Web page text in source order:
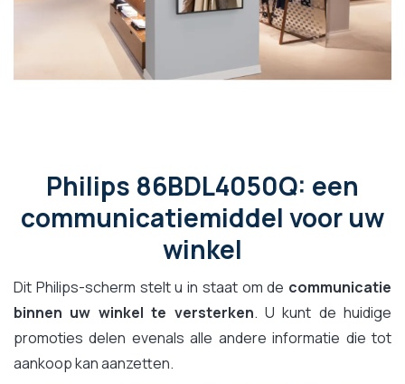
Philips 86BDL4050Q: een
communicatiemiddel voor uw
winkel
Dit Philips-scherm stelt u in staat om de communicatie
binnen uw winkel te versterken. U kunt de huidige
promoties delen evenals alle andere informatie die tot
aankoop kan aanzetten.